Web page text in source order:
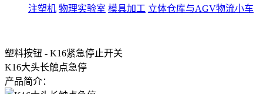
注塑机 物理实验室 模具加工 立体仓库与AGV物流小车
塑料按钮 - K16紧急停止开关
K16大头长触点急停
产品简介：